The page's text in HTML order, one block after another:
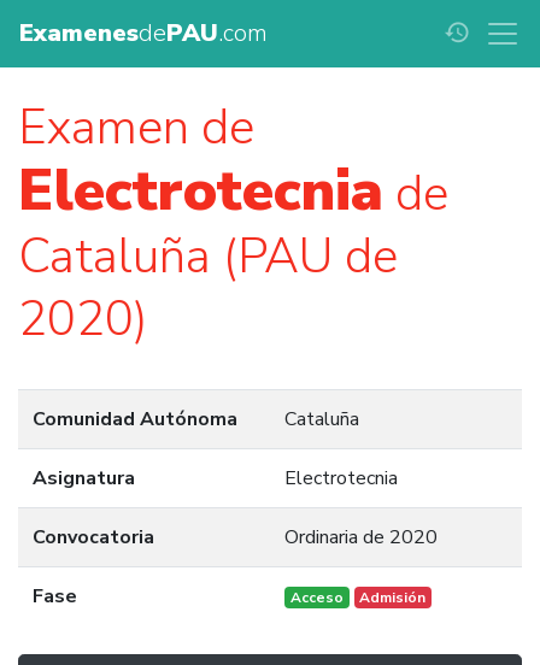
ExamenesdePAU.com history
Examen de
Electrotecnia de
Cataluña (PAU de
2020)
Comunidad Autónoma Cataluña
Asignatura Electrotecnia
Convocatoria Ordinaria de 2020
Fase Acceso Admisión